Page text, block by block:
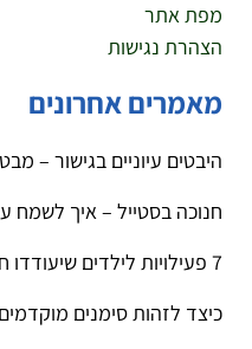
מפת אתר
הצהרת נגישות
מאמרים אחרונים
היבטים עיוניים בגישור –
חנוכה בסטייל – איך לשמח
7 פעילויות לילדים שיעודדו חשיבה יצירתית מחוץ לקופסא
כיצד לזהות סימנים